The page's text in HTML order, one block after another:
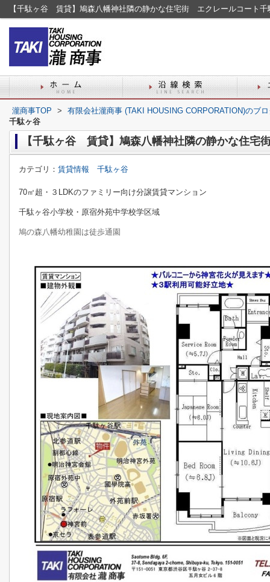
【千駄ヶ谷 賃貸】鳩森八幡神社隣の静かな住宅街 エクレールコート
瀧商事TOP >
有限会社瀧商事 (TAKI HOUSING CORPORATION)のブ
千駄ヶ谷
【千駄ヶ谷 賃貸】鳩森八幡神社隣の静かな住宅
カテゴリ： 賃貸情報 千駄ヶ谷
70㎡超・３LDKのファミリー向け分譲賃貸マンション
千駄ヶ谷小学校・原宿外苑中学校学区域
鳩の森八幡幼稚園は徒歩通園